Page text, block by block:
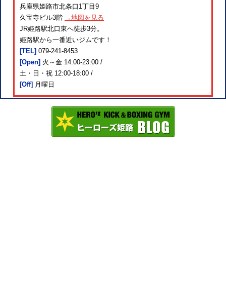
兵庫県姫路市北条口1丁目9
久宝寺ビル3階 →地図を見る
JR姫路駅北口東へ徒歩3分。
姫路駅から一番近いジムです！
[TEL] 079-241-8453
[Open] 火～金 14:00-23:00 /
土・日・祝 12:00-18:00 /
[Off] 月曜日